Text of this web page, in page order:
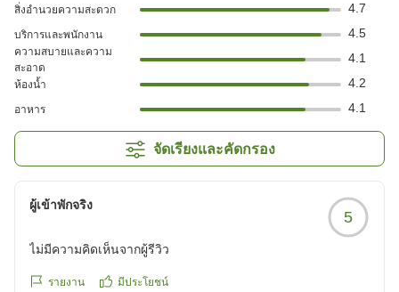
สิ่งอำนวยความสะดวก 4.7
บริการและพนักงาน 4.5
ความสบายและความ
สะอาด
4.1
ห้องน้ำ 4.2
อาหาร 4.1
จัดเรียงและคัดกรอง
ผู้เข้าพักจริง
5
ไม่มีความคิดเห็นจากผู้รีวิว
รายงาน มีประโยชน์